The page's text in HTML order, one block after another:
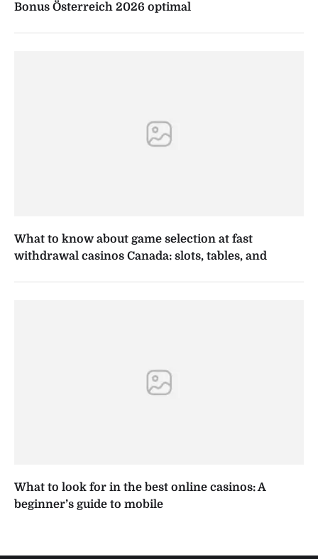
Bonus Österreich 2026 optimal
What to know about game selection at fast
withdrawal casinos Canada: slots, tables, and
What to look for in the best online casinos: A
beginner’s guide to mobile